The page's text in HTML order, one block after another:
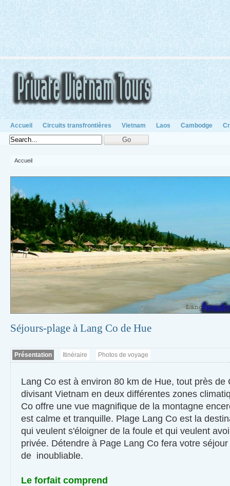
Accueil Circuits transfrontières Vietnam Laos Cambodge
Accueil
Séjours-plage à Lang Co de Hue
Présentation Itinéraire Photos de voyage
Lang Co est à environ 80 km de Hue, tout près de
divisant Vietnam en deux différentes zones
Co offre une vue magnifique de la montagne
est calme et tranquille. Plage Lang Co est la
qui veulent s'éloigner de la foule et qui veulent
privée. Détendre à Page Lang Co fera votre
de inoubliable.
Le forfait comprend